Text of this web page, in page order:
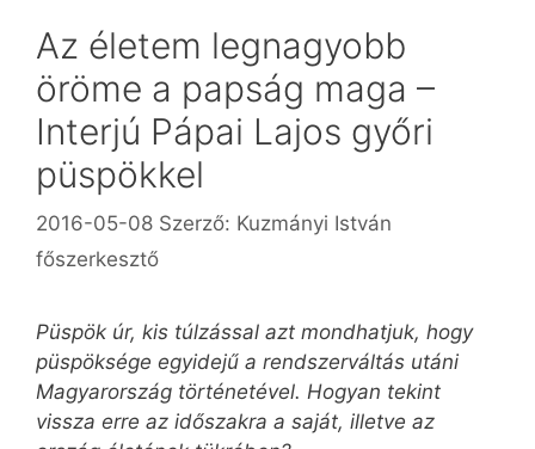
Az életem legnagyobb
öröme a papság maga –
Interjú Pápai Lajos győri
püspökkel
2016-05-08 Szerző: Kuzmányi István
főszerkesztő
Püspök úr, kis túlzással azt mondhatjuk, hogy
püspöksége egyidejű a rendszerváltás utáni
Magyarország történetével. Hogyan tekint
vissza erre az időszakra a saját, illetve az